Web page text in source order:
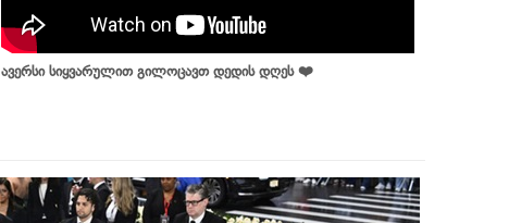
ავერსი სიყვარულით გილოცავთ დედის დღეს ❤️